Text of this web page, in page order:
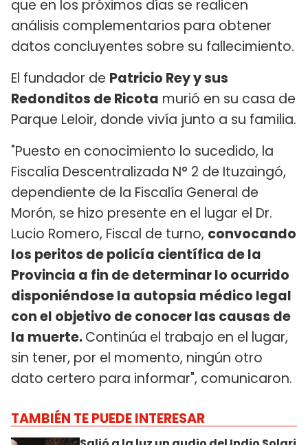
que en los próximos días se realicen
análisis complementarios para obtener
datos concluyentes sobre su fallecimiento.
El fundador de Patricio Rey y sus
Redonditos de Ricota murió en su casa de
Parque Leloir, donde vivía junto a su familia.
"Puesto en conocimiento lo sucedido, la
Fiscalía Descentralizada N° 2 de Ituzaingó,
dependiente de la Fiscalía General de
Morón, se hizo presente en el lugar el Dr.
Lucio Romero, Fiscal de turno, convocando
los peritos de policía científica de la
Provincia a fin de determinar lo ocurrido
disponiéndose la autopsia médico legal
con el objetivo de conocer las causas de
la muerte.Continúa el trabajo en el lugar,
sin tener, por el momento, ningún otro
dato certero para informar", comunicaron.
TAMBIÉN TE PUEDE INTERESAR